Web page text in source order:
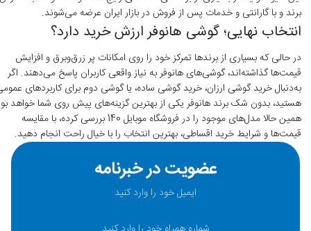
برند و با گارانتی و خدمات پس از فروش در بازار ایران عرضه می‌شوند.
انتخاب نهایی؛ گوشی هانوفر ارزش خرید دارد؟
در حالی که بسیاری از برندها تمرکز خود را روی امکانات پر زرق‌وبرق و افزایش
قیمت‌ها گذاشته‌اند، گوشی‌های هانوفر به نیاز واقعی کاربران پاسخ می‌دهند. اگر
به‌دنبال خرید گوشی ارزان، خرید گوشی ساده، یا گوشی دوم برای کاربردهای
هستید، بدون شک برند هانوفر یکی از بهترین گزینه‌های پیش روی شما خواهد
همین حالا مدل‌های موجود را در فروشگاه موبایل 140 بررسی کرده، با مقایسه
قیمت‌ها و شرایط خرید اقساطی، بهترین انتخاب را با خیال راحت انجام دهید.
عضویت در خبرنامه